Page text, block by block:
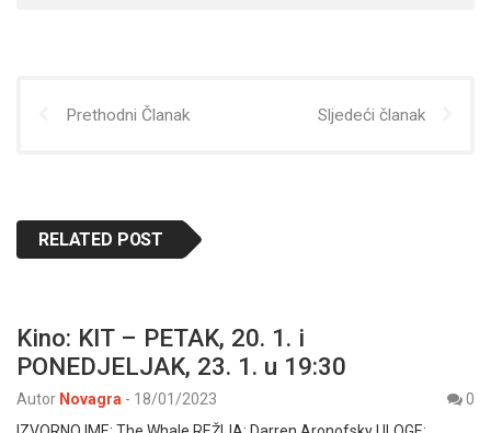
Prethodni Članak Sljedeći članak
RELATED POST
Kino: KIT – PETAK, 20. 1. i
PONEDJELJAK, 23. 1. u 19:30
Autor Novagra - 18/01/2023
0